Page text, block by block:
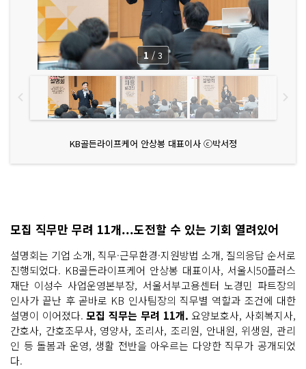
KB골든라이프케어 안상봉 대표이사 ⓒ박서정
1 / 3
모집 직무만 무려 11개...도전할 수 있는 기회 열려있어
설명회는 기업 소개, 직무·근무환경·지원방법 소개, 질의응답 순서로
진행되었다. KB골든라이프케어 안상봉 대표이사, 서울시50플러스
재단 이성수 사업운영본부장, 서울서부고용센터 노경민 파트장의
인사가 끝난 후 곧바로 KB 인사팀장의 직무별 역할과 조건에 대한
설명이 이어졌다.모집 직무는 무려 11개. 요양보호사, 사회복지사,
간호사, 간호조무사, 영양사, 조리사, 조리원, 안내원, 위생원, 관리
인 등 돌봄과 운영, 생활 전반을 아우르는 다양한 직무가 공개되었
다.